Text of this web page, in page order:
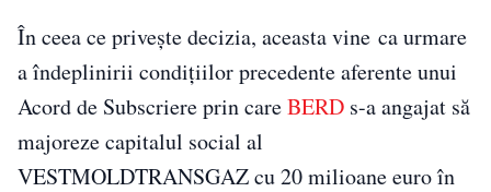
În ceea ce privește decizia, aceasta vine ca urmare
a îndeplinirii condițiilor precedente aferente unui
Acord de Subscriere prin careBERD s-a angajat să
majoreze capitalul social al
VESTMOLDTRANSGAZ cu 20 milioane euro în